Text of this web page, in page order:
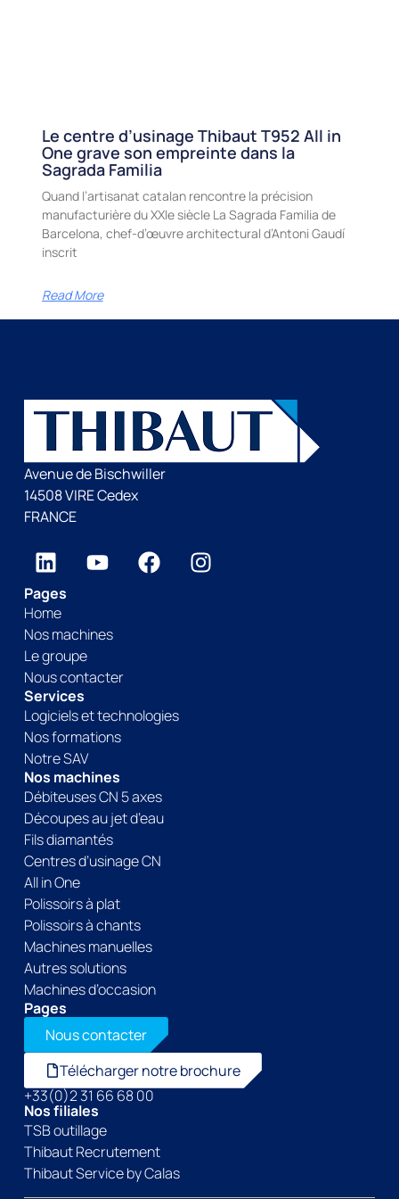
Le centre d’usinage Thibaut T952 All in
One grave son empreinte dans la
Sagrada Familia
Quand l’artisanat catalan rencontre la précision
manufacturière du XXIe siècle La Sagrada Familia de
Barcelona, chef-d’œuvre architectural d’Antoni Gaudí
inscrit
Read More
Avenue de Bischwiller
14508 VIRE Cedex
FRANCE
Pages
Home
Nos machines
Le groupe
Nous contacter
Services
Logiciels et technologies
Nos formations
Notre SAV
Nos machines
Débiteuses CN 5 axes
Découpes au jet d’eau
Fils diamantés
Centres d’usinage CN
All in One
Polissoirs à plat
Polissoirs à chants
Machines manuelles
Autres solutions
Machines d’occasion
Pages
Nous contacter
Télécharger notre brochure
+33(0)2 31 66 68 00
Nos filiales
TSB outillage
Thibaut Recrutement
Thibaut Service by Calas